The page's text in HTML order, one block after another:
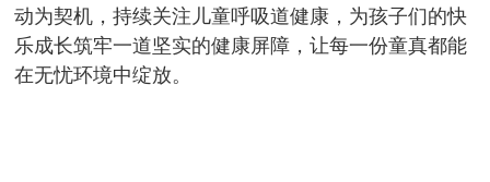
动为契机，持续关注儿童呼吸道健康，为孩子们的快
乐成长筑牢一道坚实的健康屏障，让每一份童真都能
在无忧环境中绽放。